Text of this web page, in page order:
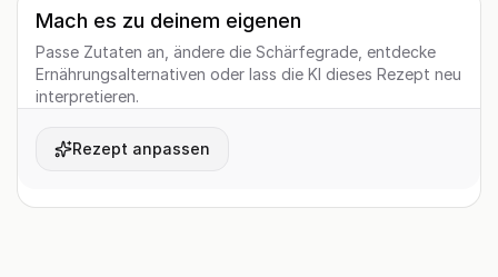
Mach es zu deinem eigenen
Passe Zutaten an, ändere die Schärfegrade, entdecke
Ernährungsalternativen oder lass die KI dieses Rezept neu
interpretieren.
Rezept anpassen